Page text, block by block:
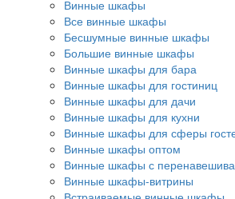
Винные шкафы
Все винные шкафы
Бесшумные винные шкафы
Большие винные шкафы
Винные шкафы для бара
Винные шкафы для гостиниц
Винные шкафы для дачи
Винные шкафы для кухни
Винные шкафы для сферы
Винные шкафы оптом
Винные шкафы с
Винные шкафы-витрины